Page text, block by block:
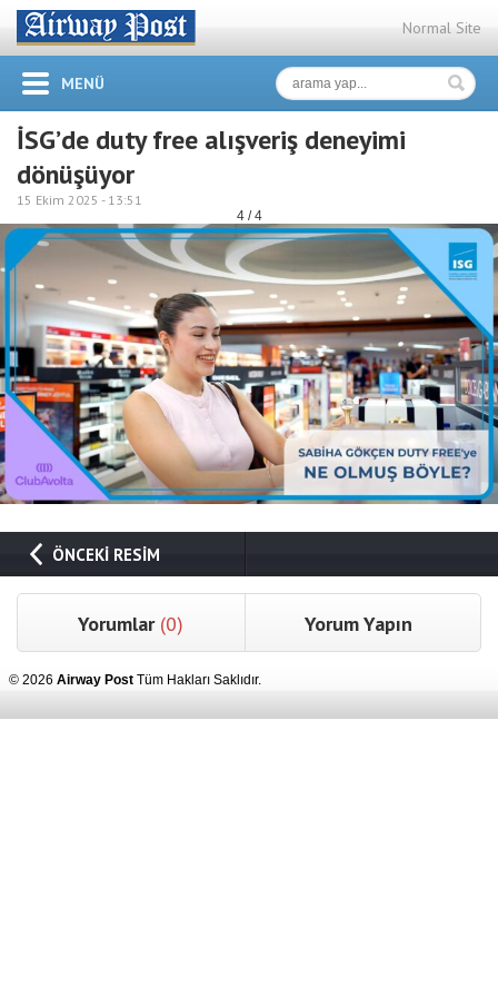
Normal Site
MENÜ
İSG’de duty free alışveriş deneyimi
dönüşüyor
15 Ekim 2025 - 13:51
4 / 4
ÖNCEKİ RESİM
Yorumlar (0) Yorum Yapın
© 2026 Airway Post Tüm Hakları Saklıdır.